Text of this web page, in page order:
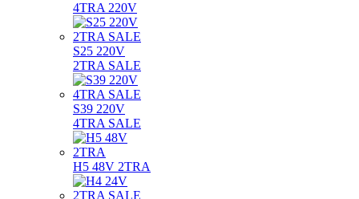
4TRA 220V
S25 220V
2TRA SALE
S39 220V
4TRA SALE
H5 48V 2TRA